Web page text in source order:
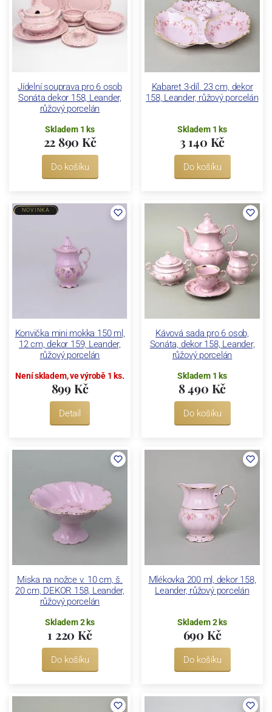
Jídelní souprava pro 6 osob
Sonáta dekor 158, Leander,
růžový porcelán
Skladem 1 ks
22 890 Kč
Do košíku
Kabaret 3-díl. 23 cm, dekor
158, Leander, růžový porcelán
Skladem 1 ks
3 140 Kč
Do košíku
Konvička mini mokka 150 ml,
12 cm, dekor 159, Leander,
růžový porcelán
NOVINKA
Není skladem, ve výrobě 1 ks.
899 Kč
Detail
Kávová sada pro 6 osob,
Sonáta, dekor 158, Leander,
růžový porcelán
Skladem 1 ks
8 490 Kč
Do košíku
Miska na nožce v. 10 cm, š.
20 cm, DEKOR 158, Leander,
růžový porcelán
Skladem 2 ks
1 220 Kč
Do košíku
Mlékovka 200 ml, dekor 158,
Leander, růžový porcelán
Skladem 2 ks
690 Kč
Do košíku